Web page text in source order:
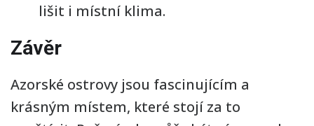
lišit i místní klima.
Závěr
Azorské ostrovy jsou fascinujícím a
krásným místem, které stojí za to